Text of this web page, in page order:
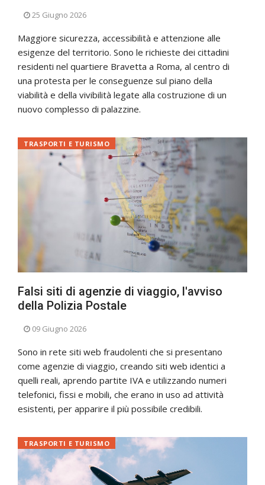
25 Giugno 2026
Maggiore sicurezza, accessibilità e attenzione alle
esigenze del territorio. Sono le richieste dei cittadini
residenti nel quartiere Bravetta a Roma, al centro di
una protesta per le conseguenze sul piano della
viabilità e della vivibilità legate alla costruzione di un
nuovo complesso di palazzine.
Falsi siti di agenzie di viaggio, l'avviso
della Polizia Postale
TRASPORTI E TURISMO
09 Giugno 2026
Sono in rete siti web fraudolenti che si presentano
come agenzie di viaggio, creando siti web identici a
quelli reali, aprendo partite IVA e utilizzando numeri
telefonici, fissi e mobili, che erano in uso ad attività
esistenti, per apparire il più possibile credibili.
TRASPORTI E TURISMO